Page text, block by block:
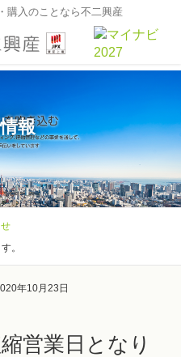
購入のことなら不二興産
報
。
年10月23日